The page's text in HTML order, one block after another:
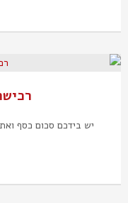
יש בידכם סכום כסף